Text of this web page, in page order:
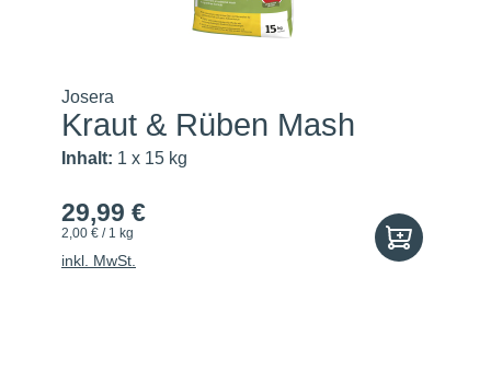
Josera
Kraut & Rüben Mash
Inhalt: 1 x 15 kg
29,99 €
2,00 € / 1 kg
inkl. MwSt.